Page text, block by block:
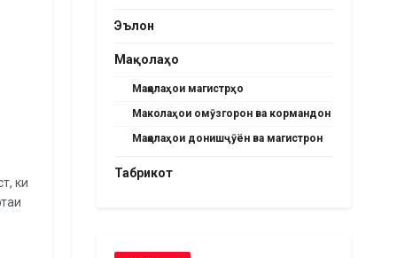
ки
Эълон
Мақолаҳо
Мақолаҳои магистрҳо
Маколаҳои омӯзгорон ва кормандон
Мақолаҳои донишҷӯён ва магистрон
Табрикот